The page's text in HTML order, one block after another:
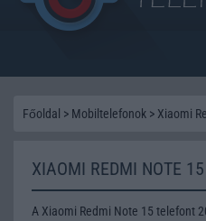
Főoldal > Mobiltelefonok > Xiaomi
XIAOMI REDMI NOTE
A Xiaomi Redmi Note 15 telefont